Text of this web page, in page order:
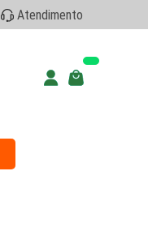
Atendimento